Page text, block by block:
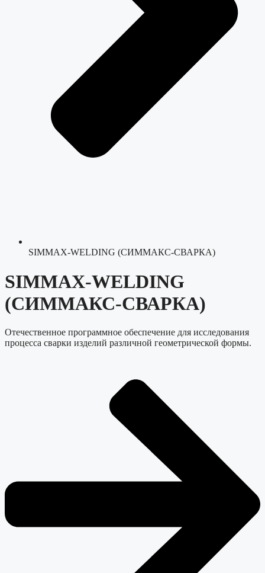
SIMMAX-WELDING (СИММАКС-СВАРКА)
SIMMAX-WELDING
(СИММАКС-СВАРКА)
Отечественное программное обеспечение для исследования
процесса сварки изделий различной геометрической формы.